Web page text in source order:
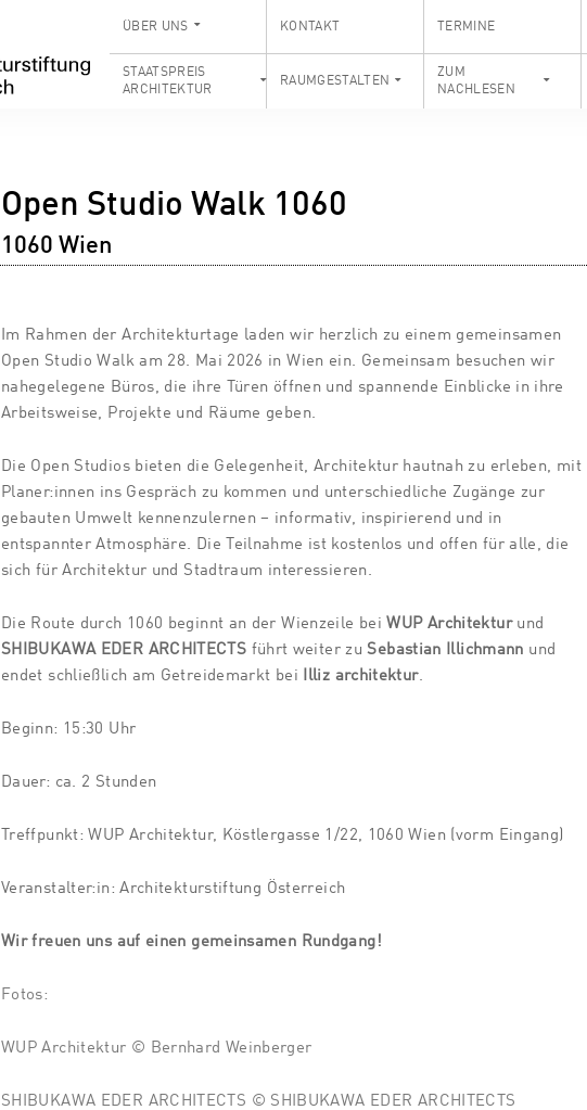
ÜBER UNS KONTAKT TERMINE
STAATSPREIS
ARCHITEKTUR
RAUMGESTALTEN
ZUM
NACHLESEN
Open Studio Walk 1060
1060 Wien
Im Rahmen der Architekturtage laden wir herzlich zu einem gemeinsamen
Open Studio Walk am 28. Mai 2026 in Wien ein. Gemeinsam besuchen wir
nahegelegene Büros, die ihre Türen öffnen und spannende Einblicke in ihre
Arbeitsweise, Projekte und Räume geben.
Die Open Studios bieten die Gelegenheit, Architektur hautnah zu erleben, mit
Planer:innen ins Gespräch zu kommen und unterschiedliche Zugänge zur
gebauten Umwelt kennenzulernen – informativ, inspirierend und in
entspannter Atmosphäre. Die Teilnahme ist kostenlos und offen für alle, die
sich für Architektur und Stadtraum interessieren.
Die Route durch 1060 beginnt an der Wienzeile beiWUP Architekturund
SHIBUKAWA EDER ARCHITECTS führt weiter zuSebastian Illichmann und
endet schließlich am Getreidemarkt bei
Illiz architektur.
Beginn: 15:30 Uhr
Dauer: ca. 2 Stunden
Treffpunkt: WUP Architektur, Köstlergasse 1/22, 1060 Wien (vorm Eingang)
Veranstalter:in: Architekturstiftung Österreich
Wir freuen uns auf einen gemeinsamen Rundgang!
Fotos:
WUP Architektur © Bernhard Weinberger
SHIBUKAWA EDER ARCHITECTS © SHIBUKAWA EDER ARCHITECTS